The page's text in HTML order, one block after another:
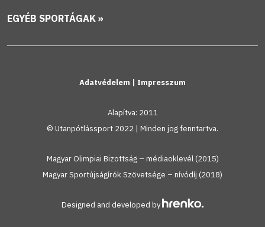
EGYÉB SPORTÁGAK »
Adatvédelem | Impresszum
Alapítva: 2011
© Utanpótlássport 2022 | Minden jog fenntartva.
Magyar Olimpiai Bizottság – médiaoklevél (2015)
Magyar Sportújságírók Szövetsége – nívódíj (2018)
Designed and developed by